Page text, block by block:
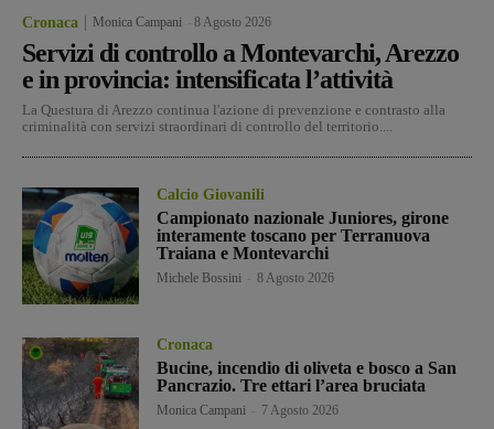
Cronaca Monica Campani 8 Agosto 2026
Servizi di controllo a Montevarchi, Arezzo
e in provincia: intensificata l’attività
La Questura di Arezzo continua l'azione di prevenzione e contrasto alla
criminalità con servizi straordinari di controllo del territorio....
Calcio Giovanili
Campionato nazionale Juniores, girone
interamente toscano per Terranuova
Traiana e Montevarchi
Michele Bossini 8 Agosto 2026
Cronaca
Bucine, incendio di oliveta e bosco a San
Pancrazio. Tre ettari l’area bruciata
Monica Campani 7 Agosto 2026